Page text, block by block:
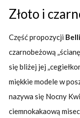
Złoto i
Część propozycji
czarnobeżową
się bliżej jej
miękkie modele w
nazywa się Nocny
ciemnokakaową